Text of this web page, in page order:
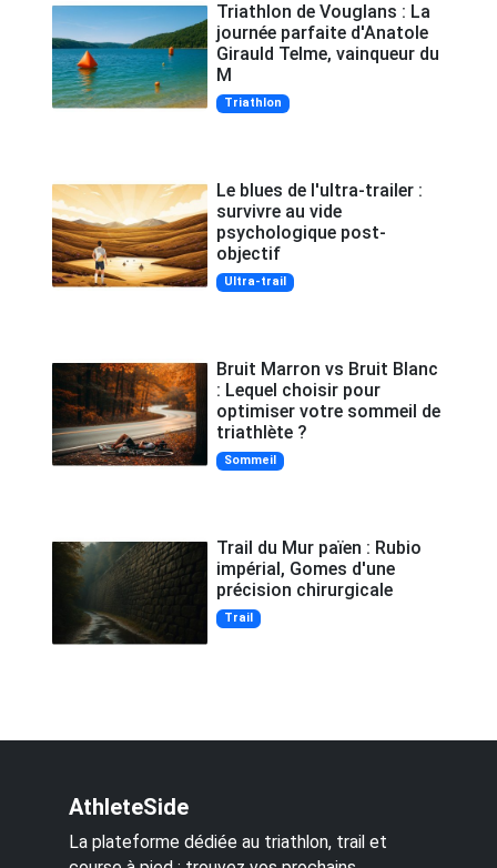
Triathlon de Vouglans : La
journée parfaite d'Anatole
Girauld Telme, vainqueur du
M
Triathlon
Le blues de l'ultra-trailer :
survivre au vide
psychologique post-
objectif
Ultra-trail
Bruit Marron vs Bruit Blanc
: Lequel choisir pour
optimiser votre sommeil de
triathlète ?
Sommeil
Trail du Mur païen : Rubio
impérial, Gomes d'une
précision chirurgicale
Trail
AthleteSide
La plateforme dédiée au triathlon, trail et